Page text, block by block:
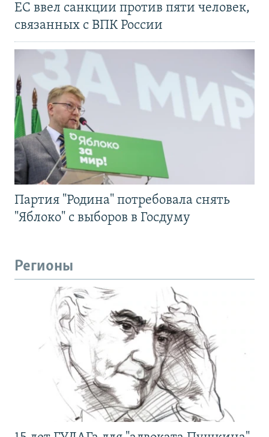
ЕС ввел санкции против пяти человек,
связанных с ВПК России
Партия "Родина" потребовала снять
"Яблоко" с выборов в Госдуму
Регионы